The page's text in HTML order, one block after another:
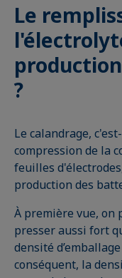
Le
?
Le calandrage,
compression de la
feuilles
production des
À première vue, on
presser aussi fort
densité
conséquent, la